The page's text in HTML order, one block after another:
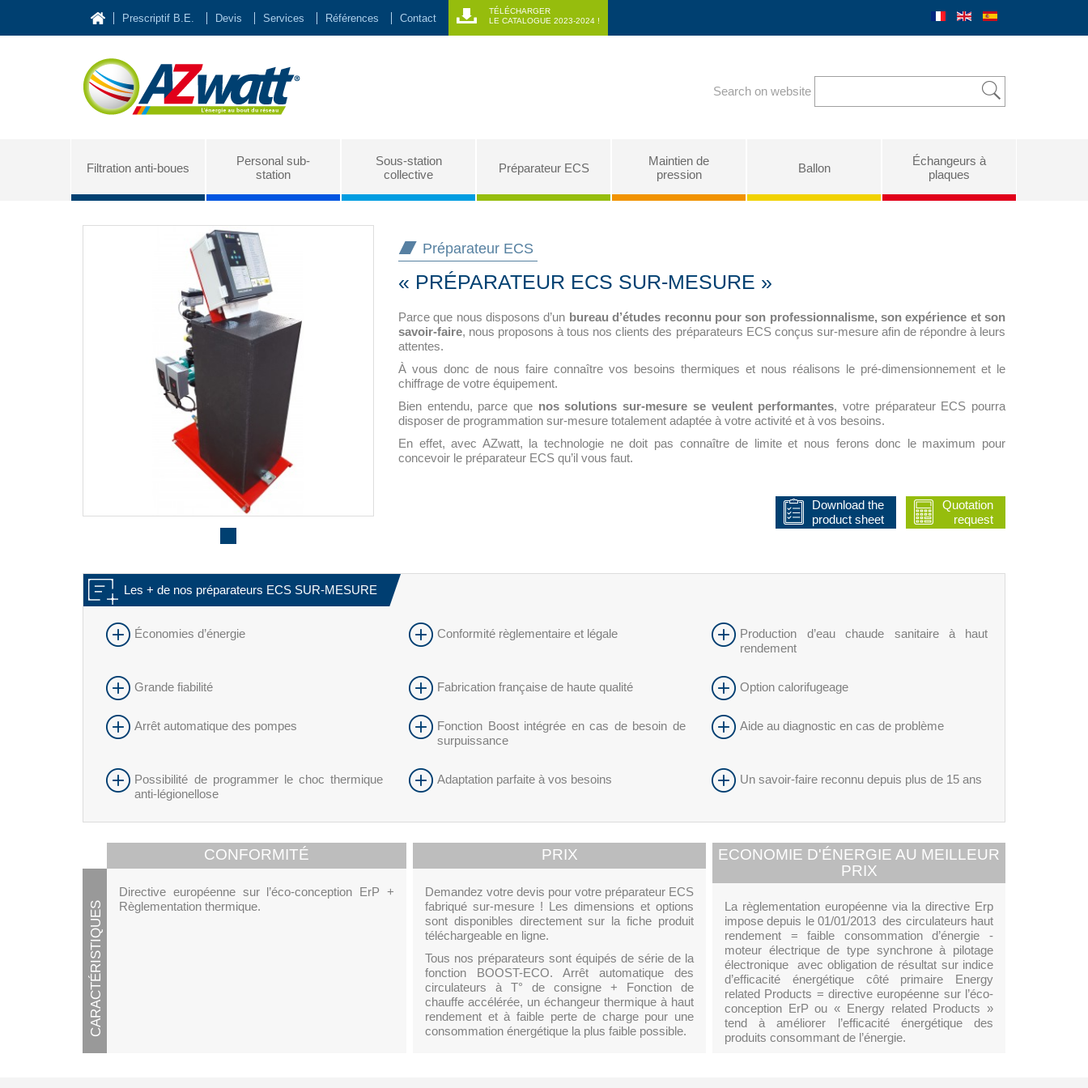
Prescriptif B.E. Devis Services Références Contact
TÉLÉCHARGER
LE CATALOGUE 2023-2024 !
Search on website
Filtration anti-boues
Personal sub-
station
Sous-station
collective
Préparateur ECS
Maintien de
pression
Ballon
Échangeurs à
plaques
Préparateur ECS
« PRÉPARATEUR ECS SUR-MESURE »
Parce que nous disposons d’un bureau d’études reconnu pour son professionnalisme, son expérience et son
savoir-faire, nous proposons à tous nos clients des préparateurs ECS conçus sur-mesure afin de répondre à leurs
attentes.
À vous donc de nous faire connaître vos besoins thermiques et nous réalisons le pré-dimensionnement et le
chiffrage de votre équipement.
Bien entendu, parce que nos solutions sur-mesure se veulent performantes, votre préparateur ECS pourra
disposer de programmation sur-mesure totalement adaptée à votre activité et à vos besoins.
En effet, avec AZwatt, la technologie ne doit pas connaître de limite et nous ferons donc le maximum pour
concevoir le préparateur ECS qu’il vous faut.
Download the
product sheet
Quotation
request
Les + de nos préparateurs ECS SUR-MESURE
Économies d’énergie Conformité règlementaire et légale
Production d’eau chaude sanitaire à haut
rendement
Grande fiabilité Fabrication française de haute qualité Option calorifugeage
Arrêt automatique des pompes
Fonction Boost intégrée en cas de besoin de
surpuissance
Aide au diagnostic en cas de problème
Possibilité de programmer le choc thermique
anti-légionellose
Adaptation parfaite à vos besoins Un savoir-faire reconnu depuis plus de 15 ans
CARACTÉRISTIQUES
CONFORMITÉ
Directive européenne sur l’éco-conception ErP +
Règlementation thermique.
PRIX
Demandez votre devis pour votre préparateur ECS
fabriqué sur-mesure ! Les dimensions et options
sont disponibles directement sur la fiche produit
téléchargeable en ligne.
Tous nos préparateurs sont équipés de série de la
fonction BOOST-ECO. Arrêt automatique des
circulateurs à T° de consigne + Fonction de
chauffe accélérée, un échangeur thermique à haut
rendement et à faible perte de charge pour une
consommation énergétique la plus faible possible.
ECONOMIE D'ÉNERGIE AU MEILLEUR
PRIX
La règlementation européenne via la directive Erp
impose depuis le 01/01/2013 des circulateurs haut
rendement = faible consommation d’énergie -
moteur électrique de type synchrone à pilotage
électronique avec obligation de résultat sur indice
d’efficacité énergétique côté primaire Energy
related Products = directive européenne sur l’éco-
conception ErP ou « Energy related Products »
tend à améliorer l’efficacité énergétique des
produits consommant de l’énergie.